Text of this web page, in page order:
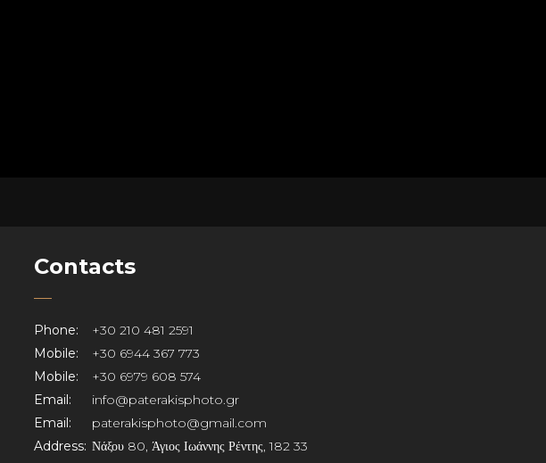
Contacts
Phone:
+30 210 481 2591
Mobile:
+30 6944 367 773
Mobile:
+30 6979 608 574
Email:
info@paterakisphoto.gr
Email:
paterakisphoto@gmail.com
Address: Νάξου 80, Άγιος Ιωάννης Ρέντης, 182 33